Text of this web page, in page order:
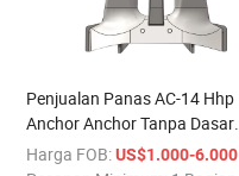
Penjualan Panas AC-14 Hhp
Anchor Anchor Tanpa Dasar
dengan Sertifikat
Harga FOB:US$1.000-6.000